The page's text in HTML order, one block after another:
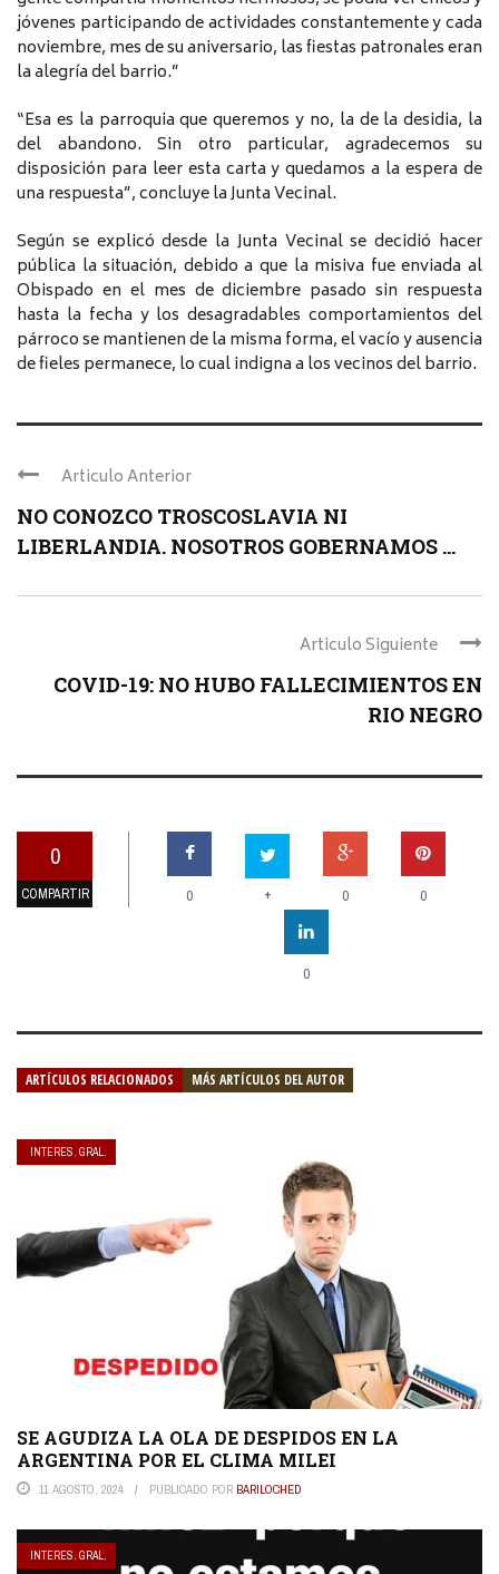
jóvenes participando de actividades constantemente y cada
noviembre, mes de su aniversario, las fiestas patronales eran
la alegría del barrio.”
“Esa es la parroquia que queremos y no, la de la desidia, la
del abandono. Sin otro particular, agradecemos su
disposición para leer esta carta y quedamos a la espera de
una respuesta”, concluye la Junta Vecinal.
Según se explicó desde la Junta Vecinal se decidió hacer
pública la situación, debido a que la misiva fue enviada al
Obispado en el mes de diciembre pasado sin respuesta
hasta la fecha y los desagradables comportamientos del
párroco se mantienen de la misma forma, el vacío y ausencia
de fieles permanece, lo cual indigna a los vecinos del barrio.
Articulo Anterior
NO CONOZCO TROSCOSLAVIA NI
LIBERLANDIA. NOSOTROS GOBERNAMOS ...
Articulo Siguiente
COVID-19: NO HUBO FALLECIMIENTOS EN
RIO NEGRO
0
COMPARTIR 0 + 0 0
0
ARTÍCULOS RELACIONADOS MÁS ARTÍCULOS DEL AUTOR
INTERES. GRAL.
SE AGUDIZA LA OLA DE DESPIDOS EN LA
ARGENTINA POR EL CLIMA MILEI
11 AGOSTO, 2024 PUBLICADO POR BARILOCHED
INTERES. GRAL.